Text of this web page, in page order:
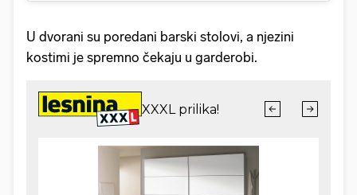
U dvorani su poredani barski stolovi, a njezini
kostimi je spremno čekaju u garderobi.